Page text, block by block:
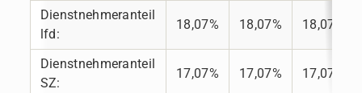
Dienstnehmeranteil
lfd:
18,07% 18,07% 18,07%
Dienstnehmeranteil
SZ:
17,07% 17,07% 17,07%